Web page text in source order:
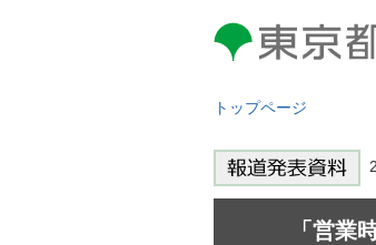
東京都 TOKYO
GOVERNMENT
トップページ
「営業